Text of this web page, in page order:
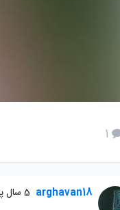
1
arghavan18 5 سال پیش